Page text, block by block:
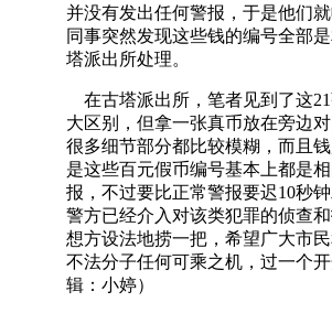
并没有发出任何警报，于是他们
同事突然发现这些钱的编号全部
塔派出所处理。
在古塔派出所，笔者见到了这
大区别，但拿一张真币放在旁边
很多细节部分都比较模糊，而且
是这些百元假币编号基本上都是
报，不过要比正常警报要迟10秒
警方已经介入对该类犯罪的侦查
想方设法地捞一把，希望广大市
不法分子任何可乘之机，过一个
辑：小婷）